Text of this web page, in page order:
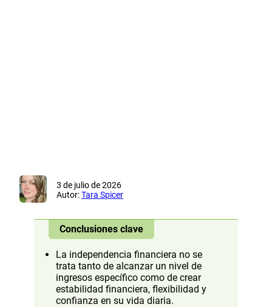
3 de julio de 2026
Autor:Tara Spicer
Conclusiones clave
La independencia financiera no se
trata tanto de alcanzar un nivel de
ingresos específico como de crear
estabilidad financiera, flexibilidad y
confianza en su vida diaria.